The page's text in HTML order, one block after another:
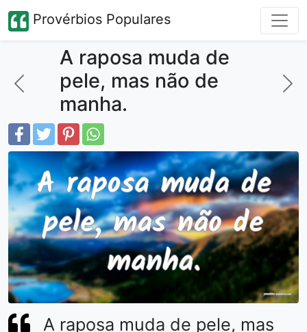
Provérbios Populares
A raposa muda de
pele, mas não de
manha.
A raposa muda de pele, mas